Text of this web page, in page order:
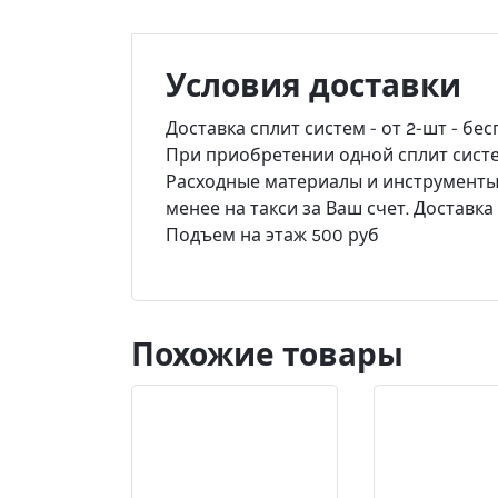
Условия доставки
Доставка сплит систем - от 2-шт -
При приобретении одной сплит
Расходные материалы и
менее на такси за Ваш счет.
Подъем на этаж 500 руб
Похожие товары